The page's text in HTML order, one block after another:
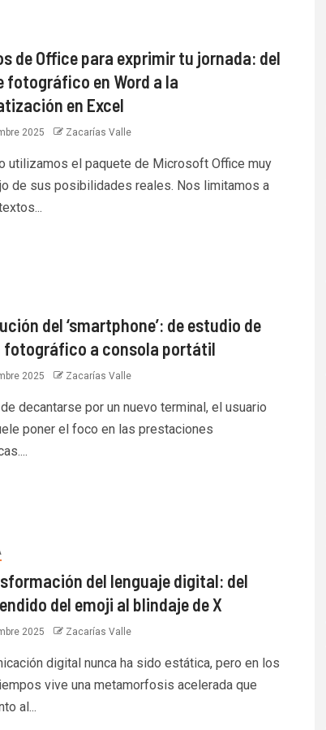
de Office para exprimir tu jornada: del
fotográfico en Word a la
en Excel
2025 Zacarías Valle
utilizamos el paquete de Microsoft Office muy
de sus posibilidades reales. Nos limitamos a
del ‘smartphone’: de estudio de
fotográfico a consola portátil
2025 Zacarías Valle
decantarse por un nuevo terminal, el usuario
poner el foco en las prestaciones
del lenguaje digital: del
del emoji al blindaje de X
2025 Zacarías Valle
digital nunca ha sido estática, pero en los
vive una metamorfosis acelerada que
al...